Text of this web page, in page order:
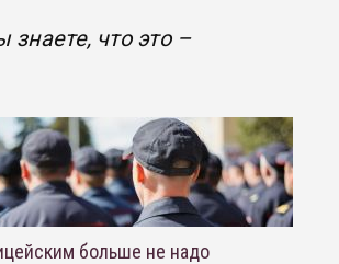
что это –
больше не надо